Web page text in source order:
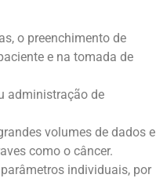
o preenchimento de
e na tomada de
administração de
volumes de dados e
como o câncer.
individuais, por